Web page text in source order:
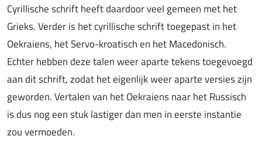
Cyrillische schrift heeft daardoor veel gemeen met het
Grieks. Verder is het cyrillische schrift toegepast in het
Oekraiens, het Servo-kroatisch en het Macedonisch.
Echter hebben deze talen weer aparte tekens toegevoegd
aan dit schrift, zodat het eigenlijk weer aparte versies zijn
geworden. Vertalen van het Oekraiens naar het Russisch
is dus nog een stuk lastiger dan men in eerste instantie
zou vermoeden.